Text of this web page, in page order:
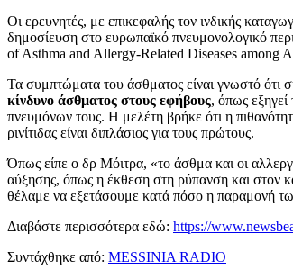
Οι ερευνητές, με επικεφαλής τον ινδικής
δημοσίευση στο ευρωπαϊκό πνευμονολογικό
of Asthma and Allergy-Related Diseases among
Τα συμπτώματα του άσθματος είναι γνωστό ότι
κίνδυνο άσθματος στους εφήβους, όπως
πνευμόνων τους. Η μελέτη βρήκε ότι η
ρινίτιδας είναι διπλάσιος για τους πρώτους.
Όπως είπε ο δρ Μόιτρα, «το άσθμα και οι
αύξησης, όπως η έκθεση στη ρύπανση και στον
θέλαμε να εξετάσουμε κατά πόσο η παραμονή
Διαβάστε περισσότερα εδώ: https://
Συντάχθηκε από: MESSINIA RADIO